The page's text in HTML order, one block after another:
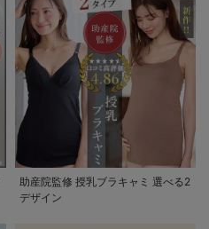
助産院監修 授乳ブラキャミ 選べる2
デザイン